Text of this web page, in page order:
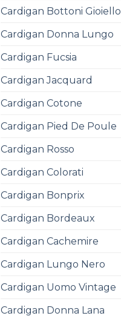
Cardigan Bottoni Gioiello
Cardigan Donna Lungo
Cardigan Fucsia
Cardigan Jacquard
Cardigan Cotone
Cardigan Pied De Poule
Cardigan Rosso
Cardigan Colorati
Cardigan Bonprix
Cardigan Bordeaux
Cardigan Cachemire
Cardigan Lungo Nero
Cardigan Uomo Vintage
Cardigan Donna Lana